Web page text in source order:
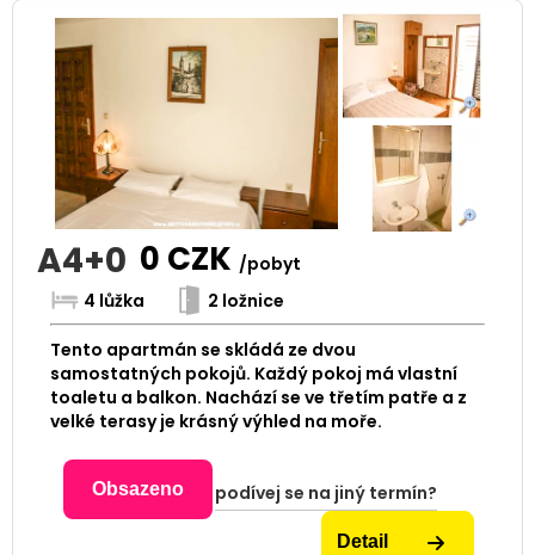
A4+0 0 CZK /pobyt
4 lůžka
2 ložnice
Tento apartmán se skládá ze dvou
samostatných pokojů. Každý pokoj má vlastní
toaletu a balkon. Nachází se ve třetím patře a z
velké terasy je krásný výhled na moře.
Obsazeno podívej se na jiný termín?
Detail